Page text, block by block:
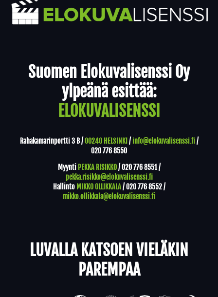
Suomen Elokuvalisenssi Oy
ylpeänä esittää:
ELOKUVALISENSSI
Rahakamarinportti 3 B /00240 HELSINKI / info@elokuvalisenssi.fi/
020 776 8550
Myynti PEKKA RISIKKO/020 776 8551/
pekka.risikko@elokuvalisenssi.fi
Hallinto MIKKO OLLIKKALA/020 776 8552/
mikko.ollikkala@elokuvalisenssi.fi
LUVALLA KATSOEN VIELÄKIN
PAREMPAA